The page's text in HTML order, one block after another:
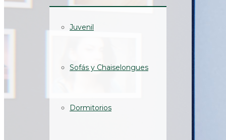
Juvenil
Sofás y Chaiselongues
Dormitorios